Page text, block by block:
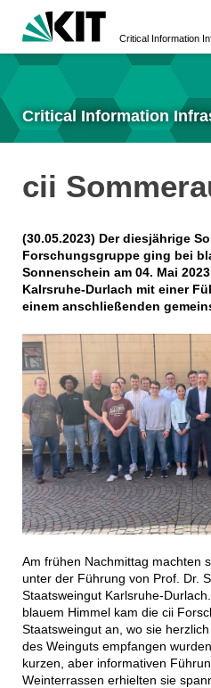
Critical Information
Critical Information
cii
(30.05.2023) Der diesjährige
Forschungsgruppe ging bei
Sonnenschein am 04. Mai
Kalrsruhe-Durlach mit einer
einem anschließenden
Am frühen Nachmittag machten
unter der Führung von Prof. Dr.
Staatsweingut Karlsruhe-
blauem Himmel kam die cii
Staatsweingut an, wo sie
des Weinguts empfangen
kurzen, aber informativen
Weinterrassen erhielten sie